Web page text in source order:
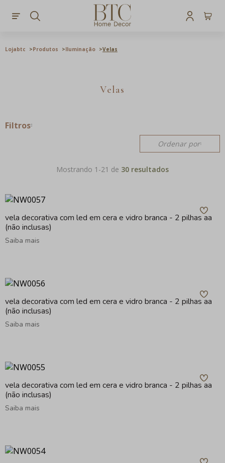
Lojabtc Produtos Iluminação Velas
Velas
Mostrando 1-21 de 30 resultados
Filtros
Ordenar por
vela decorativa com led em cera e vidro branca - 2 pilhas aa
(não inclusas)
Saiba mais
vela decorativa com led em cera e vidro branca - 2 pilhas aa
(não inclusas)
Saiba mais
vela decorativa com led em cera e vidro branca - 2 pilhas aa
(não inclusas)
Saiba mais